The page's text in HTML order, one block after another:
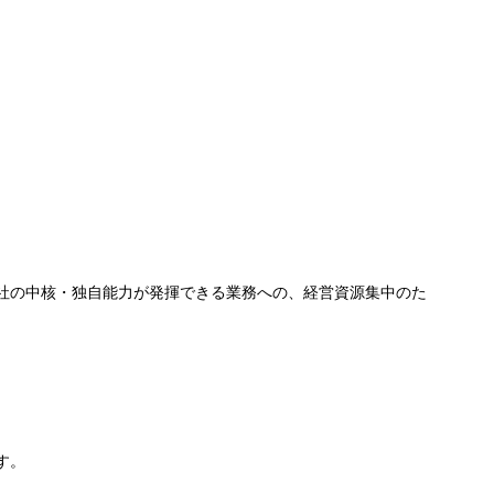
中核・独自能力が発揮できる業務への、経営資源集中のた